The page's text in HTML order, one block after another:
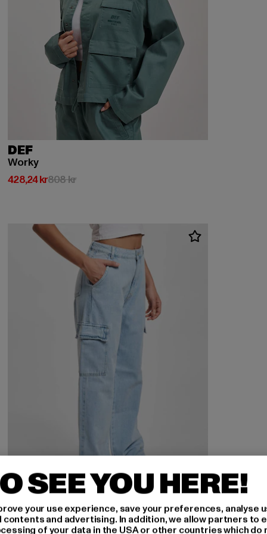
DEF
Worky
428,24 kr
Nuvarande pris: 428,24 kr
808 krKampanjpris: 808 kr
DEF
SEE YOU HERE!
your use experience, save your preferences, analyse
and advertising. In addition, we allow partners to
of your data in the USA or other countries which do